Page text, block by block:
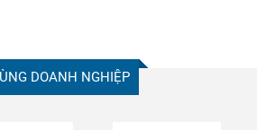
DOANH NGHIỆP